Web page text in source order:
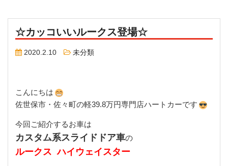
☆カッコいいルークス登場☆
2020.2.10 未分類
こんにちは
佐世保市・佐々町の軽39.8万円専門店ハートカーです
今回ご紹介するお車は
カスタム系スライドドア車の
ルークス ハイウェイスター